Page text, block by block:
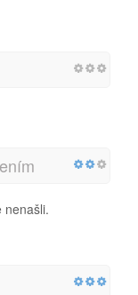
nenašli.